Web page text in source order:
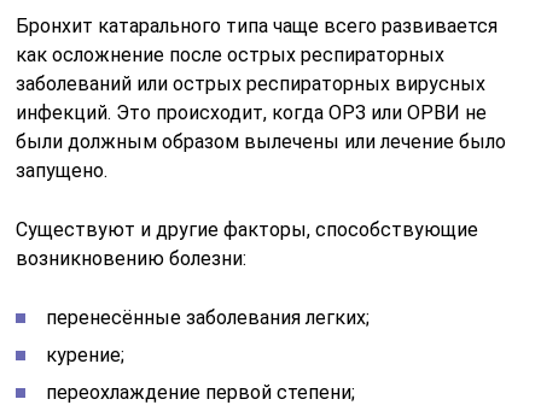
Бронхит катарального типа чаще всего развивается
как осложнение после острых респираторных
заболеваний или острых респираторных вирусных
инфекций. Это происходит, когда ОРЗ или ОРВИ не
были должным образом вылечены или лечение было
запущено.
Существуют и другие факторы, способствующие
возникновению болезни:
перенесённые заболевания легких;
курение;
переохлаждение первой степени;